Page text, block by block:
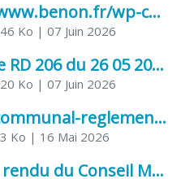
https://www.benon.fr/wp-content/uploads/2026/06/AR-Voirie-Chemin-de-Lafond-du-26-05-2026.pdf
Ko | 07 Juin 2026
AR Voirie RD 206 du 26 05 2026
Ko | 07 Juin 2026
Arrete-communal-reglemenatnt-des-bruits-de-voisinage-et-des-activites-bruyantes
Ko | 16 Mai 2026
Compte rendu du Conseil Municipal du 06 mai 2026